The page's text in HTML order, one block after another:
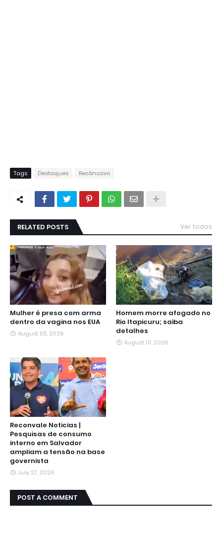
Tags Destaques Recôncavo
RELATED POSTS Ver todos
Mulher é presa com arma
dentro da vagina nos EUA
August 05, 2026
Homem morre afogado no
Rio Itapicuru; saiba
detalhes
August 01, 2026
Reconvale Noticias |
Pesquisas de consumo
interno em Salvador
ampliam a tensão na base
governista
July 27, 2026
POST A COMMENT